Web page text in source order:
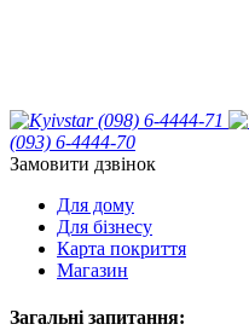
(098) 6-4444-71
(093) 6-4444-70
Замовити дзвінок
Для дому
Для бізнесу
Карта покриття
Магазин
Загальні запитання: